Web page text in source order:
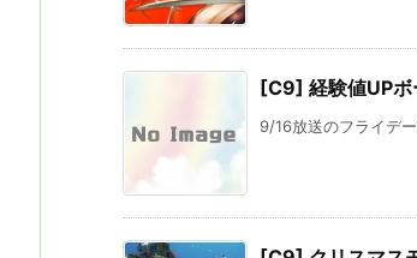
[C9] 経験値UPボ
9/16放送のフライデ